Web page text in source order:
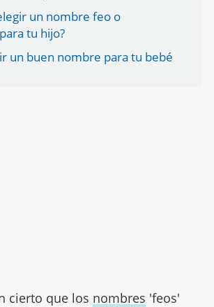
un nombre feo o
tu hijo?
un buen nombre para tu bebé
cierto que los nombres 'feos'